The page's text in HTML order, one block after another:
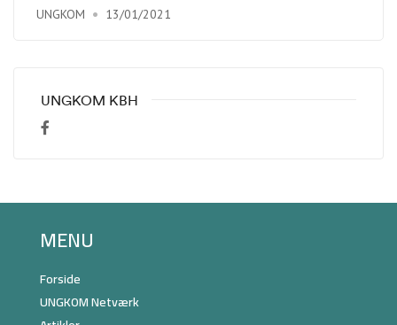
UNGKOM 13/01/2021
UNGKOM KBH
MENU
Forside
UNGKOM Netværk